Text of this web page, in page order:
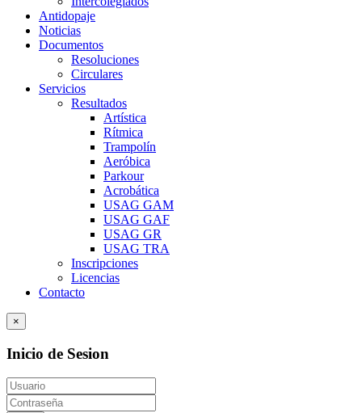
Antidopaje
Noticias
Documentos
Resoluciones
Circulares
Servicios
Resultados
Artística
Rítmica
Trampolín
Aeróbica
Parkour
Acrobática
USAG GAM
USAG GAF
USAG GR
USAG TRA
Inscripciones
Licencias
Contacto
×
Inicio de Sesion